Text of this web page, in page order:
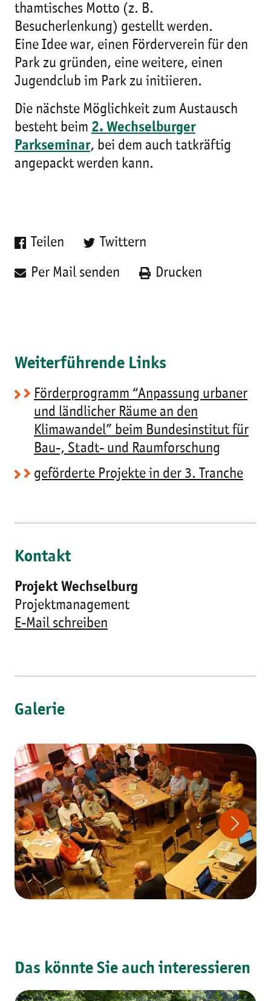
thamtisches Motto (z. B.
Besucherlenkung) gestellt werden.
Eine Idee war, einen Förderverein für den
Park zu gründen, eine weitere, einen
Jugendclub im Park zu initiieren.
Die nächste Möglichkeit zum Austausch
besteht beim 2. Wechselburger
Parkseminar, bei dem auch tatkräftig
angepackt werden kann.
Teilen Twittern
Per Mail senden Drucken
Weiterführende Links
Förderprogramm “Anpassung urbaner
und ländlicher Räume an den
Klimawandel” beim Bundesinstitut für
Bau-, Stadt- und Raumforschung
geförderte Projekte in der 3. Tranche
Kontakt
Projekt Wechselburg
Projektmanagement
E-Mail schreiben
Galerie
Das könnte Sie auch interessieren